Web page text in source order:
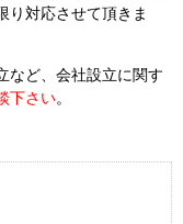
り対応させて頂きま
など、会社設立に関す
下さい。